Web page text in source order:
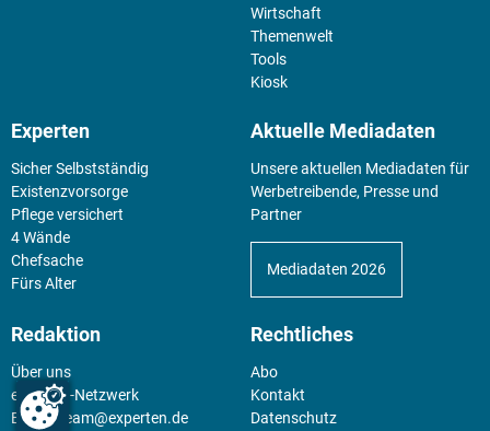
Wirtschaft
Themenwelt
Tools
Kiosk
Experten
Sicher Selbstständig
Existenz­vorsorge
Pflege versichert
4 Wände
Chefsache
Fürs Alter
Aktuelle Mediadaten
Unsere aktuellen Mediadaten für
Werbetreibende, Presse und
Partner
Mediadaten 2026
Redaktion
Über uns
experten-Netzwerk
E-Mail:
team@experten.de
Rechtliches
Abo
Kontakt
Datenschutz